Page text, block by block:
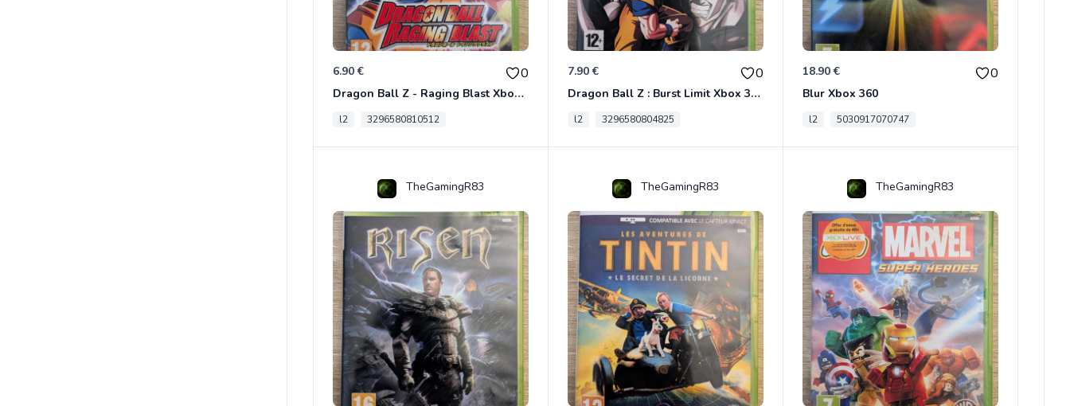
6.90 € 0
Dragon Ball Z - Raging Blast Xbox 360
l2 3296580810512
7.90 € 0
Dragon Ball Z : Burst Limit Xbox 360
l2 3296580804825
18.90 € 0
Blur Xbox 360
l2 5030917070747
TheGamingR83 TheGamingR83 TheGamingR83